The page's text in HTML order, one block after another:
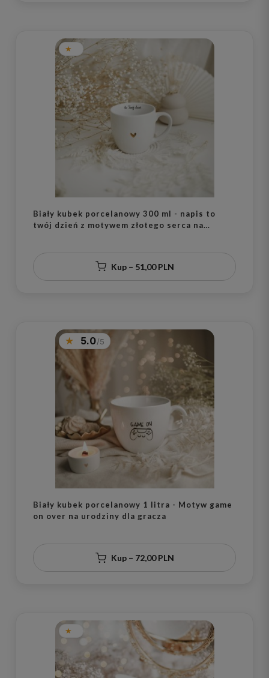
Biały kubek porcelanowy 300 ml - napis to
twój dzień z motywem złotego serca na
Kup – 51,00 PLN
5.0
Biały kubek porcelanowy 1 litra - Motyw game
on over na urodziny dla gracza
Kup – 72,00 PLN